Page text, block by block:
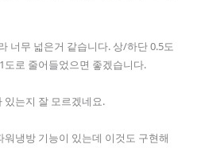
너무 넓은거 같습니다. 상/하단 0.5도
도로 줄어들었으면 좋겠습니다.
있는지 잘 모르겠네요.
냉방 기능이 있는데 이것도 구현해